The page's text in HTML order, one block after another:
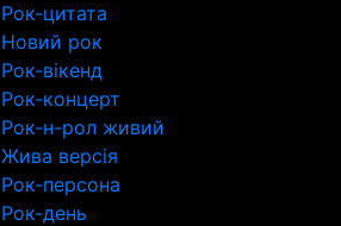
Рок-цитата
Новий рок
Рок-вікенд
Рок-концерт
Рок-н-рол живий
Жива версія
Рок-персона
Рок-день